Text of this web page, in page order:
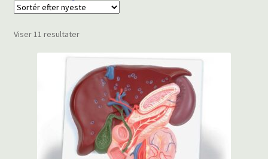
Kontakt formular
Din Konto
Viser 11 resultaterSorteret